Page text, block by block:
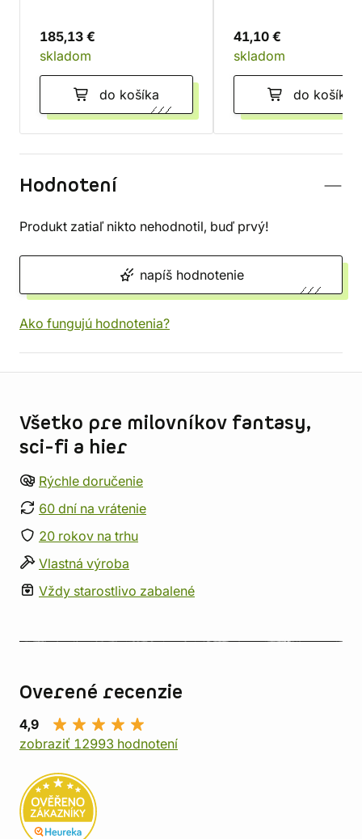
185,13 €
skladom
do košíka
41,10 €
skladom
do košíka
Hodnotení
Produkt zatiaľ nikto nehodnotil, buď prvý!
napíš hodnotenie
Ako fungujú hodnotenia?
Všetko pre milovníkov fantasy,
sci-fi a hier
Rýchle doručenie
60 dní na vrátenie
20 rokov na trhu
Vlastná výroba
Vždy starostlivo zabalené
Overené recenzie
4,9
zobraziť 12993 hodnotení